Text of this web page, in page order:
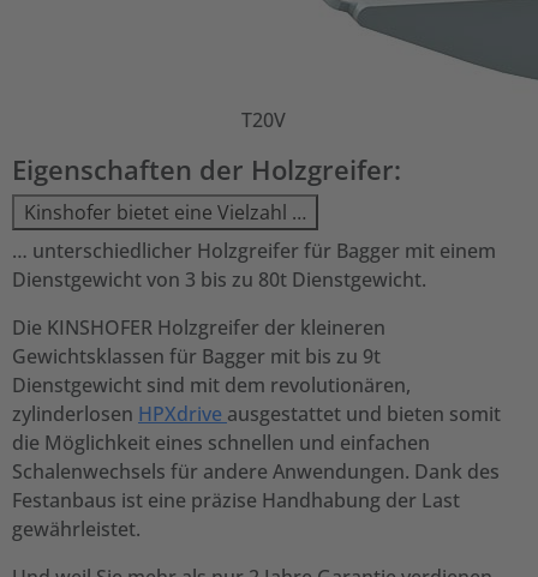
T20V
Eigenschaften der Holzgreifer:
Kinshofer bietet eine Vielzahl …
… unterschiedlicher Holzgreifer für Bagger mit einem
Dienstgewicht von 3 bis zu 80t Dienstgewicht.
Die KINSHOFER Holzgreifer der kleineren
Gewichtsklassen für Bagger mit bis zu 9t
Dienstgewicht sind mit dem revolutionären,
zylinderlosen HPXdrive ausgestattet und bieten somit
die Möglichkeit eines schnellen und einfachen
Schalenwechsels für andere Anwendungen. Dank des
Festanbaus ist eine präzise Handhabung der Last
gewährleistet.